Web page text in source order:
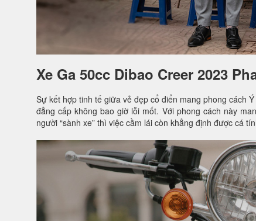
Xe Ga 50cc Dibao Creer 2023
Sự kết hợp tinh tế giữa vẻ đẹp cổ điển mang phong cách
đẳng cấp không bao giờ lỗi mốt. Với phong cách này
người “sành xe” thì việc cầm lái còn khẳng định được cá